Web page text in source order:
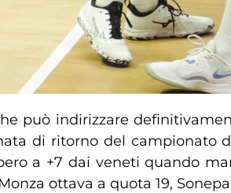
può indirizzare
di ritorno del campionato
a +7 dai veneti quando
ottava a quota 19,